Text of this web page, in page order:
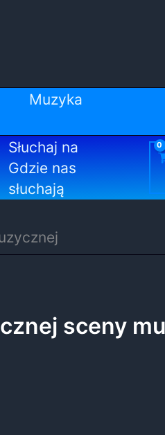
Muzyka
Słuchaj na
Gdzie nas
słuchają
sceny